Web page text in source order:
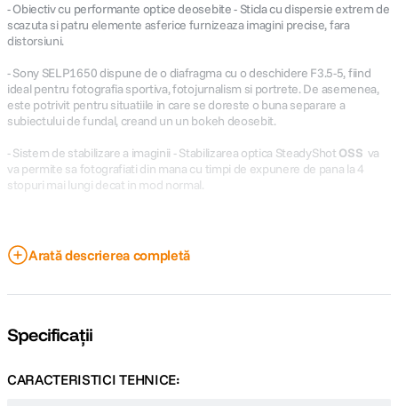
- Obiectiv cu performante optice deosebite - Sticla cu dispersie extrem de
scazuta si patru elemente asferice furnizeaza imagini precise, fara
distorsiuni.
- Sony SELP1650 dispune de o diafragma cu o deschidere F3.5-5, fiind
ideal pentru fotografia sportiva, fotojurnalism si portrete. De asemenea,
este potrivit pentru situatiile in care se doreste o buna separare a
subiectului de fundal, creand un un bokeh deosebit.
- Sistem de stabilizare a imaginii - Stabilizarea optica SteadyShot OSS va
va permite sa fotografiati din mana cu timpi de expunere de pana la 4
stopuri mai lungi decat in mod normal.
Obiectiv cu zoom motorizat
Ideal pentru calatorii, acest obiectiv usor, retractabil cu zoom mediu
ajunge la o lungime minima de 29,9 mm. De asemenea, zoomul este
Arată descrierea completă
Specificații
CARACTERISTICI TEHNICE: